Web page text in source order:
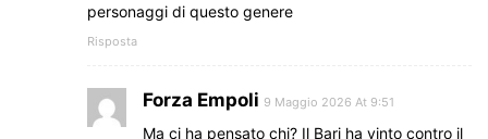
personaggi di questo genere
Risposta
Forza Empoli 9 Maggio 2026 At 9:51
Ma ci ha pensato chi? Il Bari ha vinto contro il